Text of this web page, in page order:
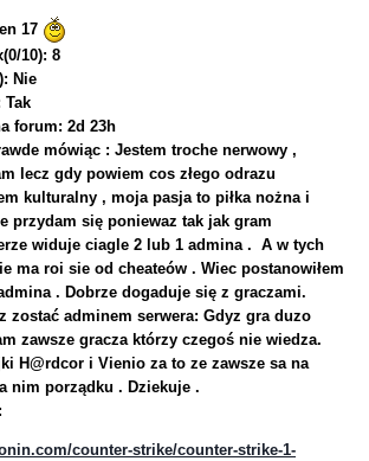
17
10): 8
Nie
Tak
forum: 2d 23h
mówiąc : Jestem troche nerwowy ,
lecz gdy powiem cos złego odrazu
kulturalny , moja pasja to piłka nożna i
przydam się poniewaz tak jak gram
widuje ciagle 2 lub 1 admina . A w tych
ma roi sie od cheateów . Wiec postanowiłem
. Dobrze dogaduje się z graczami.
zostać adminem serwera: Gdyz gra duzo
zawsze gracza którzy czegoś nie wiedza.
H@rdcor i Vienio za to ze zawsze sa na
nim porządku . Dziekuje .
counter-strike/counter-strike-1-